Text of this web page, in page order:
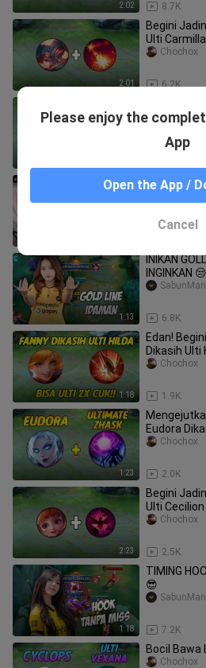
2:02 8.7K
2:01
Begini
Ulti Carmilla
6.2K
Chochox
Skill 2
Gimana
di SMC?
1:13
INIKAN
INGINKAN 😒
6.8K
1:18
Edan!
Dikasih Ulti
1.9K
Chochox
1:23
Eudora
2.0K
Chochox
2:23
Begini
Ulti Cecilion
2.5K
Chochox
1:18
TIMING
😎
7.2K
Bocil Bawa
Chochox
Please enjoy the
App
Open the App /
Cancel